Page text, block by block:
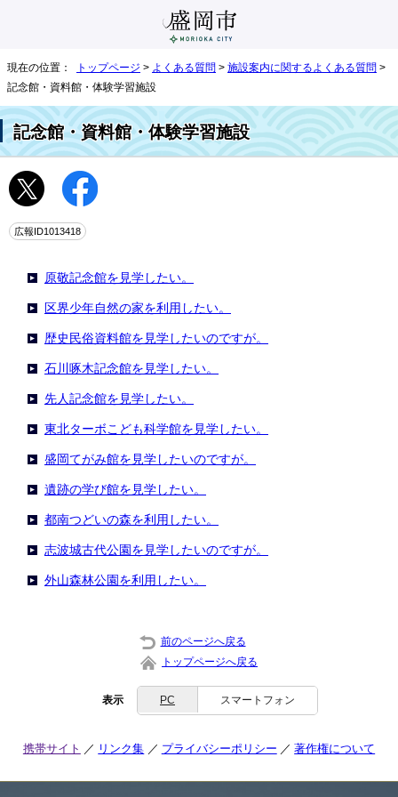
現在の位置： トップページ > よくある質問 > 施設案内に関するよくある質問 >
記念館・資料館・体験学習施設
記念館・資料館・体験学習施設
広報ID1013418
原敬記念館を見学したい。
区界少年自然の家を利用したい。
歴史民俗資料館を見学したいのですが。
石川啄木記念館を見学したい。
先人記念館を見学したい。
東北ターボこども科学館を見学したい。
盛岡てがみ館を見学したいのですが。
遺跡の学び館を見学したい。
都南つどいの森を利用したい。
志波城古代公園を見学したいのですが。
外山森林公園を利用したい。
前のページへ戻る
トップページへ戻る
表示 PC スマートフォン
携帯サイト リンク集 プライバシーポリシー 著作権について